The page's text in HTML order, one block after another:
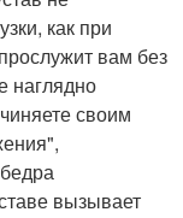
как при
вам без
наглядно
своим
вызывает